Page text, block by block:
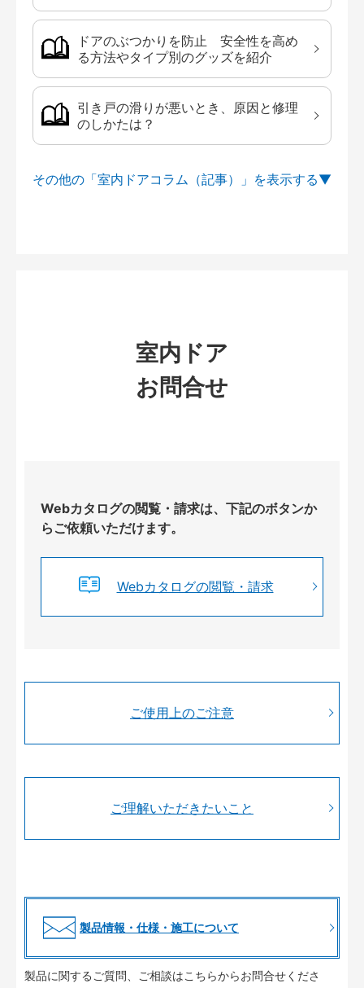
ドアのぶつかりを防止 安全性を高め
る方法やタイプ別のグッズを紹介
引き戸の滑りが悪いとき、原因と修理
のしかたは？
その他の「室内ドアコラム（記事）」を
室内ドア
お問合せ
Webカタログの閲覧・請求は、下記のボタンか
らご依頼いただけます。
Webカタログの閲覧・請求
ご使用上のご注意
ご理解いただきたいこと
製品情報・仕様・施工について
製品に関するご質問、ご相談はこちらからお問合せくださ